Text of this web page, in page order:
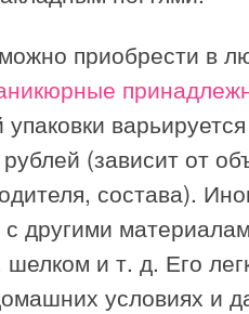
приобрести в
(зависит от
состава).
с другими
и т. д. Его
условиях и